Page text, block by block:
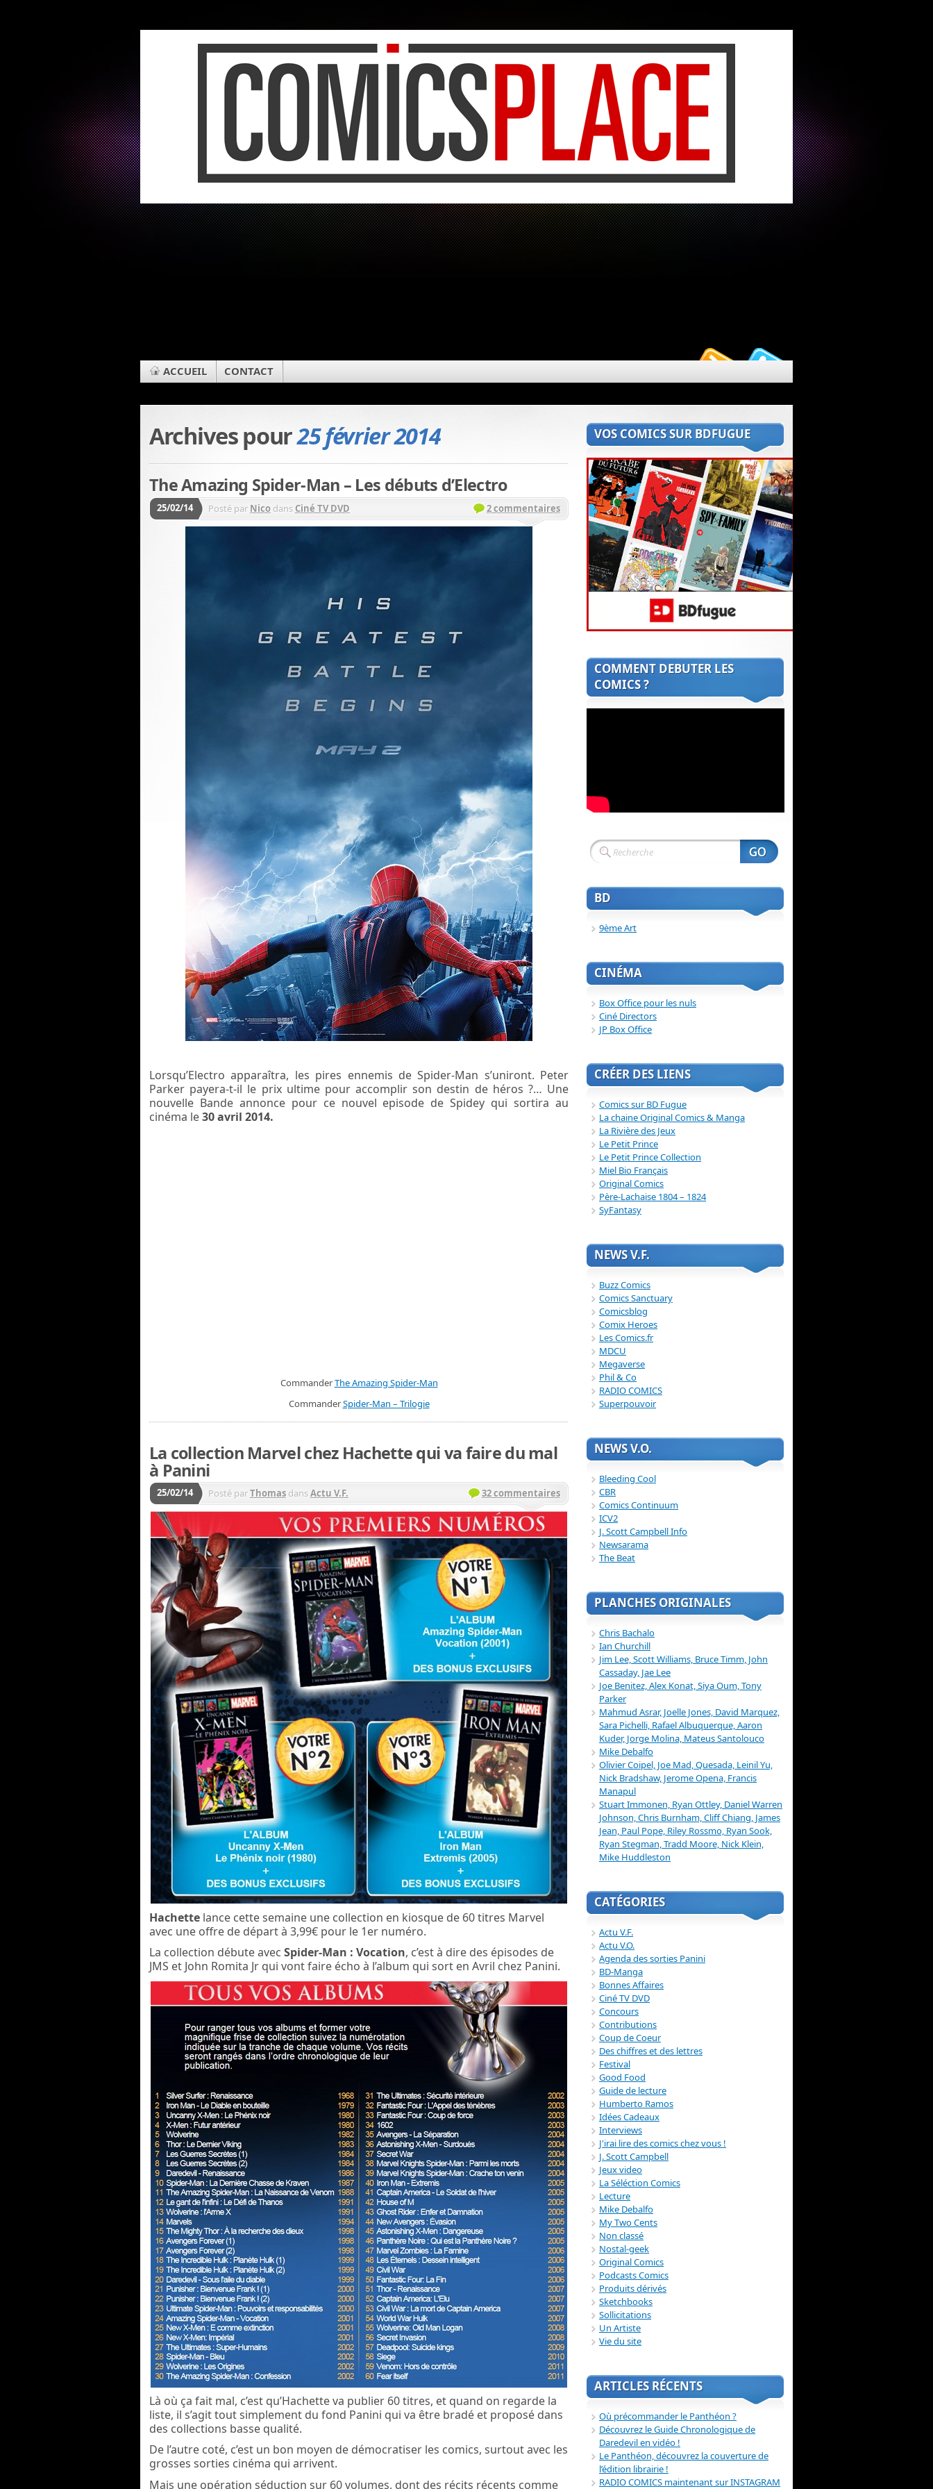
ACCUEIL CONTACT
Archives pour25 février 2014
The Amazing Spider-Man – Les débuts d’Electro
25/02/14 Posté par Nico dans Ciné TV DVD 2 commentaires
Lorsqu’Electro apparaîtra, les pires ennemis de Spider-Man s’uniront. Peter
Parker payera-t-il le prix ultime pour accomplir son destin de héros ?… Une
nouvelle Bande annonce pour ce nouvel episode de Spidey qui sortira au
cinéma le30 avril 2014.
CommanderThe Amazing Spider-Man
CommanderSpider-Man – Trilogie
La collection Marvel chez Hachette qui va faire du mal
à Panini
25/02/14 Posté parThomas dansActu V.F. 32 commentaires
Hachette lance cette semaine une collection en kiosque de 60 titres Marvel
avec une offre de départ à 3,99€ pour le 1er numéro.
La collection débute avec Spider-Man : Vocation, c’est à dire des épisodes de
JMS et John Romita Jr qui vont faire écho à l’album qui sort en Avril chez Panini.
Là où ça fait mal, c’est qu’Hachette va publier 60 titres, et quand on regarde la
liste, il s’agit tout simplement du fond Panini qui va être bradé et proposé dans
des collections basse qualité.
De l’autre coté, c’est un bon moyen de démocratiser les comics, surtout avec les
grosses sorties cinéma qui arrivent.
Mais une opération séduction sur 60 volumes, dont des récits récents comme
VOS COMICS SUR BDFUGUE
COMMENT DEBUTER LES
COMICS ?
BD
9ème Art
CINÉMA
Box Office pour les nuls
Ciné Directors
JP Box Office
CRÉER DES LIENS
Comics sur BD Fugue
La chaine Original Comics & Manga
La Rivière des Jeux
Le Petit Prince
Le Petit Prince Collection
Miel Bio Français
Original Comics
Père-Lachaise 1804 – 1824
SyFantasy
NEWS V.F.
Buzz Comics
Comics Sanctuary
Comicsblog
Comix Heroes
Les Comics.fr
MDCU
Megaverse
Phil & Co
RADIO COMICS
Superpouvoir
NEWS V.O.
Bleeding Cool
CBR
Comics Continuum
ICV2
J. Scott Campbell Info
Newsarama
The Beat
PLANCHES ORIGINALES
Chris Bachalo
Ian Churchill
Jim Lee, Scott Williams, Bruce Timm, John
Cassaday, Jae Lee
Joe Benitez, Alex Konat, Siya Oum, Tony
Parker
Mahmud Asrar, Joelle Jones, David Marquez,
Sara Pichelli, Rafael Albuquerque, Aaron
Kuder, Jorge Molina, Mateus Santolouco
Mike Debalfo
Olivier Coipel, Joe Mad, Quesada, Leinil Yu,
Nick Bradshaw, Jerome Opena, Francis
Manapul
Stuart Immonen, Ryan Ottley, Daniel Warren
Johnson, Chris Burnham, Cliff Chiang, James
Jean, Paul Pope, Riley Rossmo, Ryan Sook,
Ryan Stegman, Tradd Moore, Nick Klein,
Mike Huddleston
CATÉGORIES
Actu V.F.
Actu V.O.
Agenda des sorties Panini
BD-Manga
Bonnes Affaires
Ciné TV DVD
Concours
Contributions
Coup de Coeur
Des chiffres et des lettres
Festival
Good Food
Guide de lecture
Humberto Ramos
Idées Cadeaux
Interviews
J'irai lire des comics chez vous !
J. Scott Campbell
Jeux video
La Séléction Comics
Lecture
Mike Debalfo
My Two Cents
Non classé
Nostal-geek
Original Comics
Podcasts Comics
Produits dérivés
Sketchbooks
Sollicitations
Un Artiste
Vie du site
ARTICLES RÉCENTS
Où précommander le Panthéon ?
Découvrez le Guide Chronologique de
Daredevil en vidéo !
Le Panthéon, découvrez la couverture de
l’édition librairie !
RADIO COMICS maintenant sur INSTAGRAM